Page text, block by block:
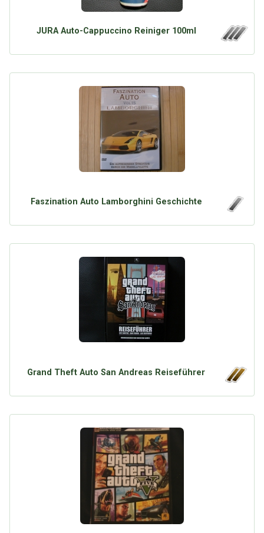
JURA Auto-Cappuccino Reiniger 100ml
Faszination Auto Lamborghini Geschichte
Grand Theft Auto San Andreas Reiseführer